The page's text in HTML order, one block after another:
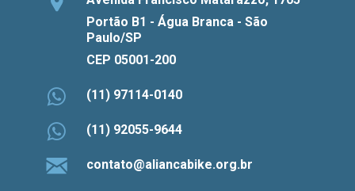
Portão B1 - Água Branca - São
Paulo/SP
CEP 05001-200
(11) 97114-0140
(11) 92055-9644
contato@aliancabike.org.br